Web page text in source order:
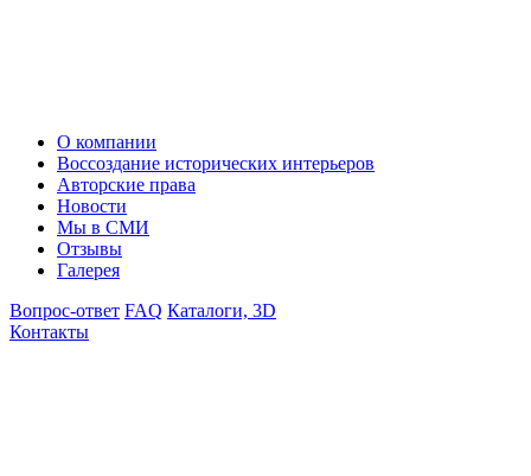
О компании
Воссоздание исторических интерьеров
Авторские права
Новости
Мы в СМИ
Отзывы
Галерея
Вопрос-ответ FAQ Каталоги, 3D
Контакты